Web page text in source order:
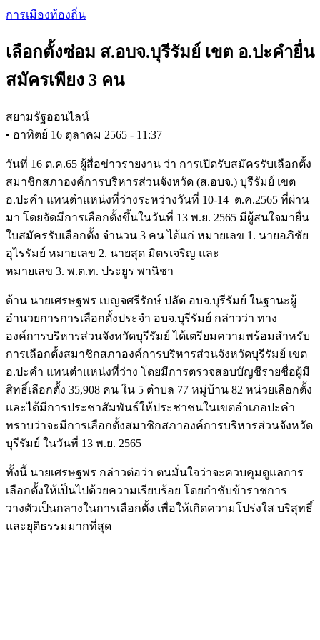
Skip
content
การเมืองท้องถิ่น
เลือกตั้งซ่อม ส.อบจ.บุรีรัมย์ เขต อ.ปะคำยื่น
สมัครเพียง 3 คน
สยามรัฐออนไลน์
• อาทิตย์ 16 ตุลาคม 2565 - 11:37
วันที่ 16 ต.ค.65 ผู้สื่อข่าวรายงาน ว่า การเปิดรับสมัครรับเลือกตั้ง
สมาชิกสภาองค์การบริหารส่วนจังหวัด (ส.อบจ.) บุรีรัมย์ เขต
อ.ปะคำ แทนตำแหน่งที่ว่างระหว่างวันที่ 10-14 ต.ค.2565 ที่ผ่าน
มา โดยจัดมีการเลือกตั้งขึ้นในวันที่ 13 พ.ย. 2565 มีผู้สนใจมายื่น
ใบสมัครรับเลือกตั้ง จำนวน 3 คน ได้แก่ หมายเลข 1. นายอภิชัย
อุไรรัมย์ หมายเลข 2. นายสุด มิตรเจริญ และ
หมายเลข 3. พ.ต.ท. ประยูร พานิชา
ด้าน นายเศรษฐพร เบญจศรีรักษ์ ปลัด อบจ.บุรีรัมย์ ในฐานะผู้
อำนวยการการเลือกตั้งประจำ อบจ.บุรีรัมย์ กล่าวว่า ทาง
องค์การบริหารส่วนจังหวัดบุรีรัมย์ ได้เตรียมความพร้อมสำหรับ
การเลือกตั้งสมาชิกสภาองค์การบริหารส่วนจังหวัดบุรีรัมย์ เขต
อ.ปะคำ แทนตำแหน่งที่ว่าง โดยมีการตรวจสอบบัญชีรายชื่อผู้มี
สิทธิ์เลือกตั้ง 35,908 คน ใน 5 ตำบล 77 หมู่บ้าน 82 หน่วยเลือกตั้ง
และได้มีการประชาสัมพันธ์ให้ประชาชนในเขตอำเภอปะคำ
ทราบว่าจะมีการเลือกตั้งสมาชิกสภาองค์การบริหารส่วนจังหวัด
บุรีรัมย์ ในวันที่ 13 พ.ย. 2565
ทั้งนี้ นายเศรษฐพร กล่าวต่อว่า ตนมั่นใจว่าจะควบคุมดูแลการ
เลือกตั้งให้เป็นไปด้วยความเรียบร้อย โดยกำชับข้าราชการ
วางตัวเป็นกลางในการเลือกตั้ง เพื่อให้เกิดความโปร่งใส บริสุทธิ์
และยุติธรรมมากที่สุด